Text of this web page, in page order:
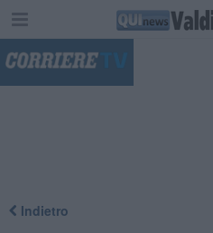
Indietro